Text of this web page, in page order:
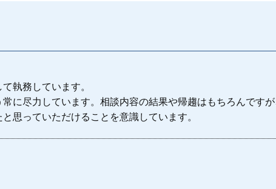
働問題
問題
離婚調停 費用 どち
執務しています。
に尽力しています。相談内容の結果や帰趨はもちろんですが
思っていただけることを意識しています。